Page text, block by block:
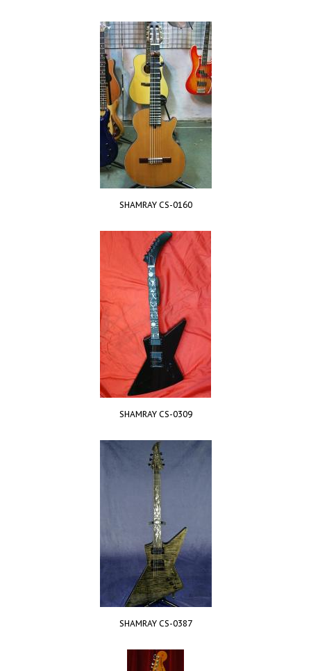
SHAMRAY CS-0160
SHAMRAY CS-0309
SHAMRAY CS-0387